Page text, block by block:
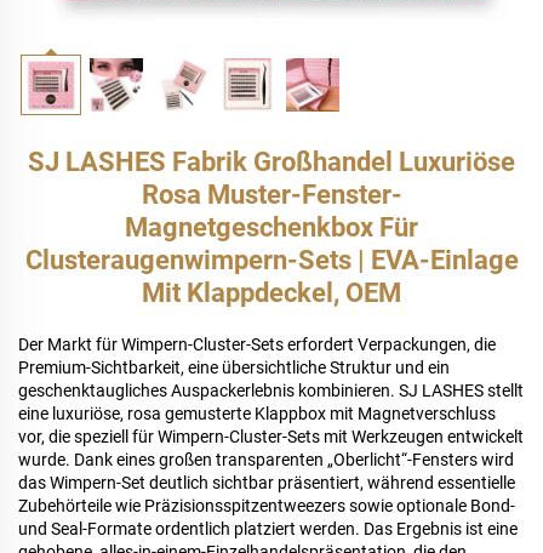
SJ LASHES Fabrik Großhandel Luxuriöse
Rosa Muster-Fenster-
Magnetgeschenkbox Für
Clusteraugenwimpern-Sets | EVA-Einlage
Mit Klappdeckel, OEM
Der Markt für Wimpern-Cluster-Sets erfordert Verpackungen, die
Premium-Sichtbarkeit, eine übersichtliche Struktur und ein
geschenktaugliches Auspackerlebnis kombinieren. SJ LASHES stellt
eine luxuriöse, rosa gemusterte Klappbox mit Magnetverschluss
vor, die speziell für Wimpern-Cluster-Sets mit Werkzeugen entwickelt
wurde. Dank eines großen transparenten „Oberlicht“-Fensters wird
das Wimpern-Set deutlich sichtbar präsentiert, während essentielle
Zubehörteile wie Präzisionsspitzentweezers sowie optionale Bond-
und Seal-Formate ordentlich platziert werden. Das Ergebnis ist eine